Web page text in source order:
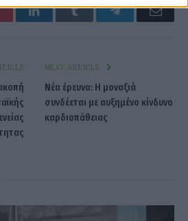
LinkedInTumblr Telegram
NEXT ARTICLE
Νέα έρευνα: Η μοναξιά
συνδέεται με αυξημένο κίνδυνο
καρδιοπάθειας